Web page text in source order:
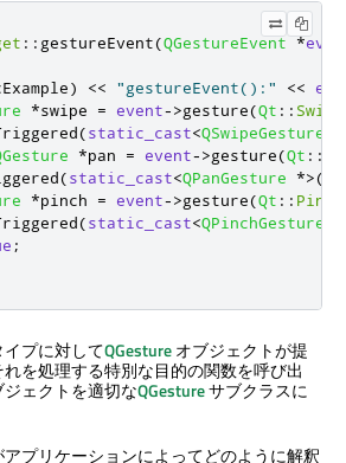
:: gestureEvent(QGestureEvent *
) << "gestureEvent():" <<
*swipe = event->gesture(Qt ::
(static_cast<QSwipeGesture
*pan = event->gesture(Qt ::
(static_cast<QPanGesture *>(
*pinch = event->gesture(Qt ::
(static_cast<QPinchGesture
;
プに対してQGestureオブジェクトが提
を処理する特別な目的の関数を呼び出
ェクトを適切なQGestureサブクラスに
プリケーションによってどのように解釈